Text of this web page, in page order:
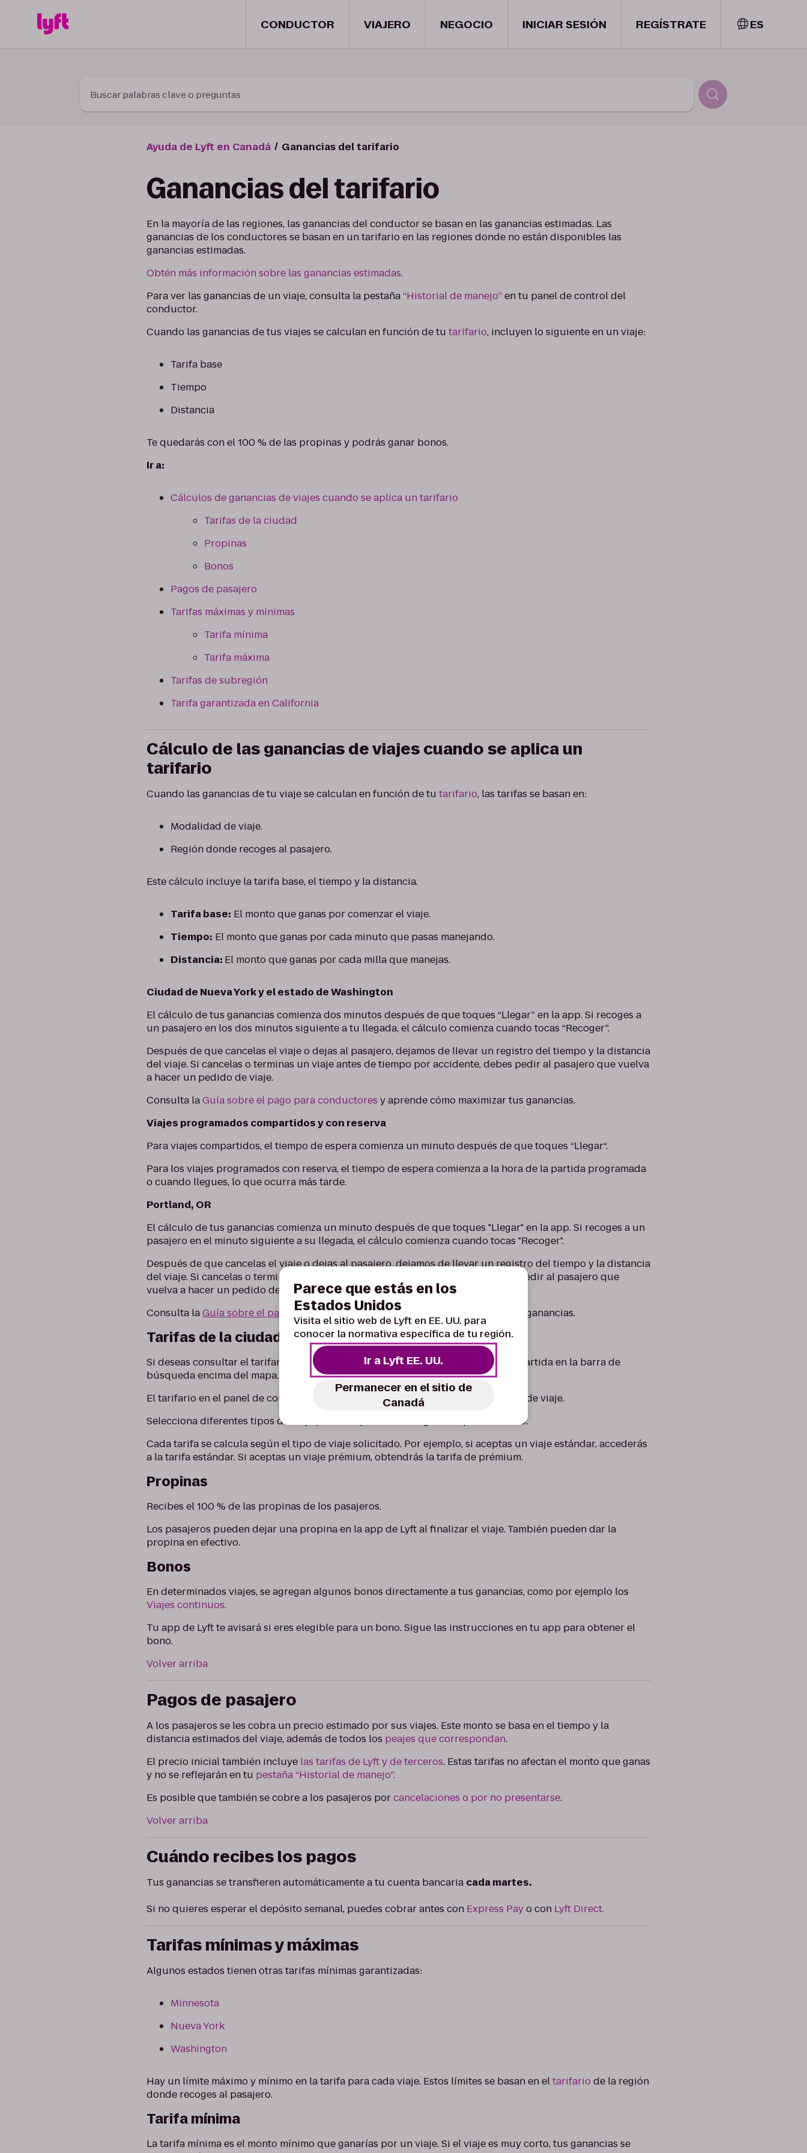
CONDUCTOR VIAJERO NEGOCIO INICIAR SESIÓN REGÍSTRATE ES
Buscar palabras clave o preguntas
Ayuda de Lyft en Canadá Ganancias del tarifario
Ganancias del tarifario
En la mayoría de las regiones, las ganancias del conductor se basan en las ganancias estimadas. Las
ganancias de los conductores se basan en un tarifario en las regiones donde no están disponibles las
ganancias estimadas.
Obtén más información sobre las ganancias estimadas.
Para ver las ganancias de un viaje, consulta la pestaña“Historial de manejo” en tu panel de control del
conductor.
Cuando las ganancias de tus viajes se calculan en función de tutarifario, incluyen lo siguiente en un viaje:
Tarifa base
Tiempo
Distancia
Te quedarás con el 100 % de las propinas y podrás ganar bonos.
Ir a:
Cálculos de ganancias de viajes cuando se aplica un tarifario
Tarifas de la ciudad
Propinas
Bonos
Pagos de pasajero
Tarifas máximas y mínimas
Tarifa mínima
Tarifa máxima
Tarifas de subregión
Tarifa garantizada en California
Cálculo de las ganancias de viajes cuando se aplica un
tarifario
Cuando las ganancias de tu viaje se calculan en función de tutarifario, las tarifas se basan en:
Modalidad de viaje.
Región donde recoges al pasajero.
Este cálculo incluye la tarifa base, el tiempo y la distancia.
Tarifa base: El monto que ganas por comenzar el viaje.
Tiempo: El monto que ganas por cada minuto que pasas manejando.
Distancia: El monto que ganas por cada milla que manejas.
Ciudad de Nueva York y el estado de Washington
El cálculo de tus ganancias comienza dos minutos después de que toques “Llegar” en la app. Si recoges a
un pasajero en los dos minutos siguiente a tu llegada, el cálculo comienza cuando tocas “Recoger”.
Después de que cancelas el viaje o dejas al pasajero, dejamos de llevar un registro del tiempo y la distancia
del viaje. Si cancelas o terminas un viaje antes de tiempo por accidente, debes pedir al pasajero que vuelva
a hacer un pedido de viaje.
Consulta laGuía sobre el pago para conductores y aprende cómo maximizar tus ganancias.
Viajes programados compartidos y con reserva
Para viajes compartidos, el tiempo de espera comienza un minuto después de que toques “Llegar“.
Para los viajes programados con reserva, el tiempo de espera comienza a la hora de la partida programada
o cuando llegues, lo que ocurra más tarde.
Portland, OR
El cálculo de tus ganancias comienza un minuto después de que toques "Llegar" en la app. Si recoges a un
pasajero en el minuto siguiente a su llegada, el cálculo comienza cuando tocas "Recoger".
Después de que cancelas el viaje o dejas al pasajero, dejamos de llevar un registro del tiempo y la distancia
del viaje. Si cancelas o terminas prematuramente un viaje por accidente, debes pedir al pasajero que
vuelva a hacer un pedido de viaje.
Consulta laGuía sobre el pago para conductoresy aprende cómo maximizar tus ganancias.
Tarifas de la ciudad
Si deseas consultar el tarifario para un viaje específico, escribe la dirección de partida en la barra de
búsqueda encima del mapa.
El tarifario en el panel de control muestra las tarifas de tu ciudad para cada tipo de viaje.
Selecciona diferentes tipos de viaje para comparar cuánto ganarás por cada uno.
Cada tarifa se calcula según el tipo de viaje solicitado. Por ejemplo, si aceptas un viaje estándar, accederás
a la tarifa estándar. Si aceptas un viaje prémium, obtendrás la tarifa de prémium.
Propinas
Recibes el 100 % de las propinas de los pasajeros.
Los pasajeros pueden dejar una propina en la app de Lyft al finalizar el viaje. También pueden dar la
propina en efectivo.
Bonos
En determinados viajes, se agregan algunos bonos directamente a tus ganancias, como por ejemplo los
Viajes continuos.
Tu app de Lyft te avisará si eres elegible para un bono. Sigue las instrucciones en tu app para obtener el
bono.
Volver arriba
Pagos de pasajero
A los pasajeros se les cobra un precio estimado por sus viajes. Este monto se basa en el tiempo y la
distancia estimados del viaje, además de todos los peajes que correspondan.
El precio inicial también incluye las tarifas de Lyft y de terceros. Estas tarifas no afectan el monto que ganas
y no se reflejarán en tu pestaña “Historial de manejo”.
Es posible que también se cobre a los pasajeros porcancelaciones o por no presentarse.
Volver arriba
Cuándo recibes los pagos
Tus ganancias se transfieren automáticamente a tu cuenta bancaria
Si no quieres esperar el depósito semanal, puedes cobrar antes con Express Payo con Lyft Direct.
Tarifas mínimas y máximas
Algunos estados tienen otras tarifas mínimas garantizadas:
Minnesota
Nueva York
Washington
Hay un límite máximo y mínimo en la tarifa para cada viaje. Estos límites se basan en eltarifario de la región
donde recoges al pasajero.
Tarifa mínima
La tarifa mínima es el monto mínimo que ganarías por un viaje. Si el viaje es muy corto, tus ganancias se
Parece que estás en los
Estados Unidos
Visita el sitio web de Lyft en EE. UU. para
conocer la normativa específica de tu región.
Ir a Lyft EE. UU.
Permanecer en el sitio de
Canadá